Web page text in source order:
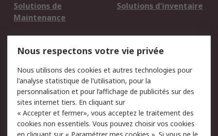
Solutions de
Maintenance
Solutions d'inventaire
du site
Politique de protection
des données - Mise à
jour
Sécurité des E-mails
Conditions générales
Politique anti-
Nous respectons votre vie privée
Nous utilisons des cookies et autres technologies pour
l'analyse statistique de l'utilisation, pour la
personnalisation et pour l’affichage de publicités sur des
sites internet tiers. En cliquant sur
« Accepter et fermer», vous acceptez le traitement des
cookies non essentiels. Vous pouvez choisir vos cookies